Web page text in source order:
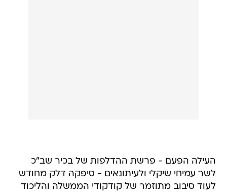
העילה הפעם - פרשת ההדלפות של בכיר שב"כ
לשר עמיחי שיקלי ולעיתונאים - סיפקה דלק מחודש
לעוד סיבוב מתוזמר של קודקודי הממשלה והליכוד